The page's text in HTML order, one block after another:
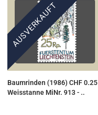
AUSVERKAUFT
Baumrinden (1986) CHF 0.25
Weisstanne MiNr. 913 - ..